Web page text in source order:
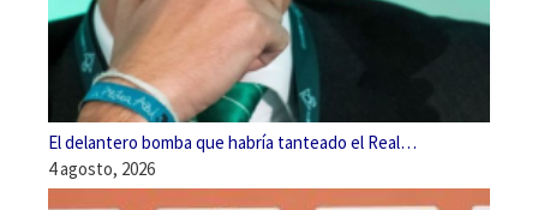
El delantero bomba que habría tanteado el Real…
4 agosto, 2026